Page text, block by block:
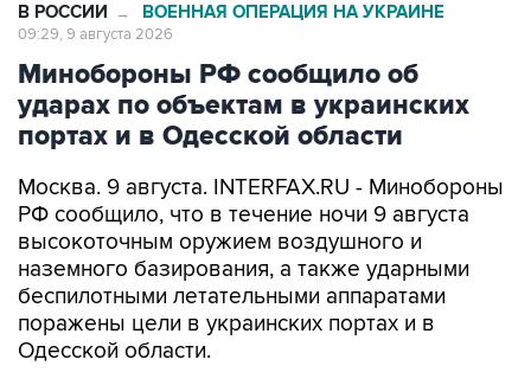
В РОССИИ → ВОЕННАЯ ОПЕРАЦИЯ НА УКРАИНЕ
09:29, 9 августа 2026
Минобороны РФ сообщило об
ударах по объектам в украинских
портах и в Одесской области
Москва. 9 августа. INTERFAX.RU - Минобороны
РФ сообщило, что в течение ночи 9 августа
высокоточным оружием воздушного и
наземного базирования, а также ударными
беспилотными летательными аппаратами
поражены цели в украинских портах и в
Одесской области.